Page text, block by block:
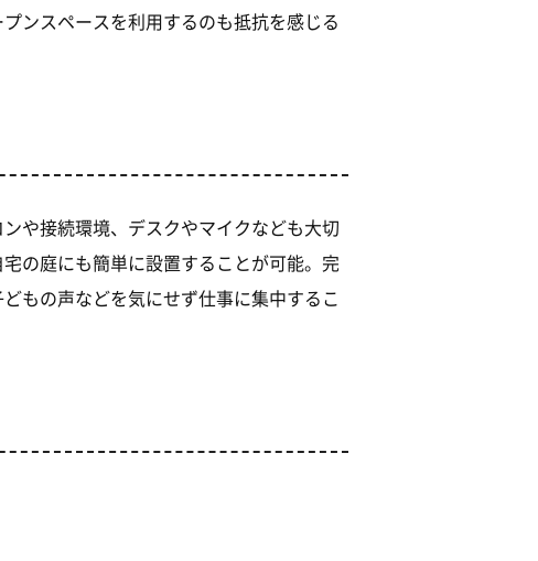
ンスペースを利用するのも抵抗を感じる
や接続環境、デスクやマイクなども大切
の庭にも簡単に設置することが可能。完
もの声などを気にせず仕事に集中するこ